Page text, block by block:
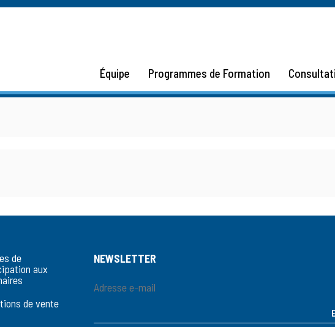
Équipe Programmes de Formation
NEWSLETTER
de
aux
de vente